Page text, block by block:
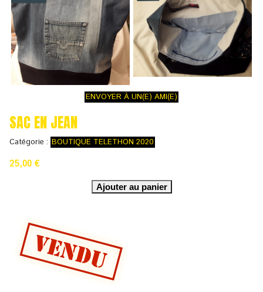
ENVOYER À UN(E) AMI(E)
SAC EN JEAN
Catégorie : BOUTIQUE TELETHON 2020
25,00 €